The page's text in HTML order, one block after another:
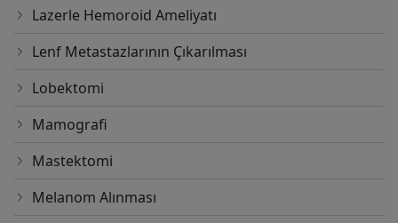
Lazerle Hemoroid Ameliyatı
Lenf Metastazlarının Çıkarılması
Lobektomi
Mamografi
Mastektomi
Melanom Alınması